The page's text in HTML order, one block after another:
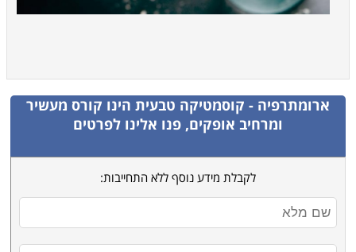
ארומתרפיה - קוסמטיקה טבעית הינו קורס מעשיר
ומרחיב אופקים, פנו אלינו לפרטים
לקבלת מידע נוסף ללא התחייבות: